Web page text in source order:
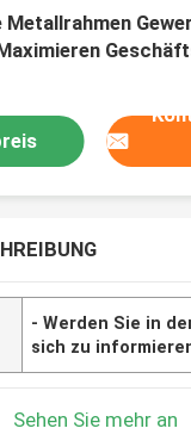
- Werden Sie in
sich zu
Sehen Sie mehr an